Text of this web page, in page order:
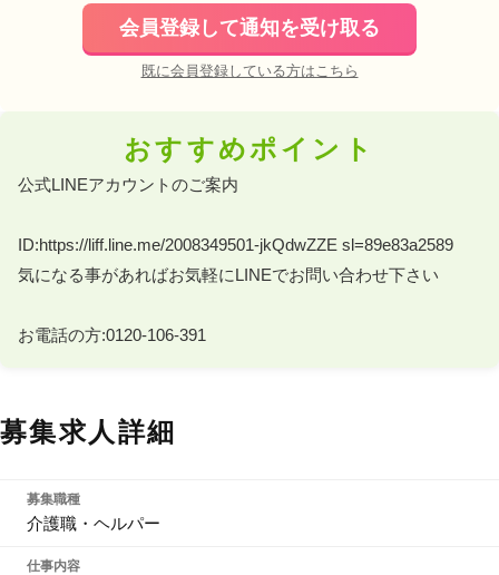
会員登録して通知を受け取る
既に会員登録している方はこちら
おすすめポイント
公式LINEアカウントのご案内
ID:https://liff.line.me/2008349501-jkQdwZZE sl=89e83a2589
気になる事があればお気軽にLINEでお問い合わせ下さい
お電話の方:0120-106-391
募集求人詳細
募集職種
介護職・ヘルパー
仕事内容